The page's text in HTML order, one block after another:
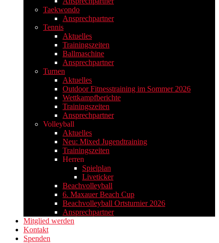
Taekwondo
Ansprechpartner
Tennis
Aktuelles
Trainingszeiten
Ballmaschine
Ansprechpartner
Turnen
Aktuelles
Outdoor Fitnesstraining im Sommer 2026
Wettkampfberichte
Trainingszeiten
Ansprechpartner
Volleyball
Aktuelles
Neu: Mixed Jugendtraining
Trainingszeiten
Herren
Spielplan
Liveticker
Beachvolleyball
6. Maxauer Beach Cup
Beachvolleyball Ortsturnier 2026
Ansprechpartner
Mitglied werden
Kontakt
Spenden